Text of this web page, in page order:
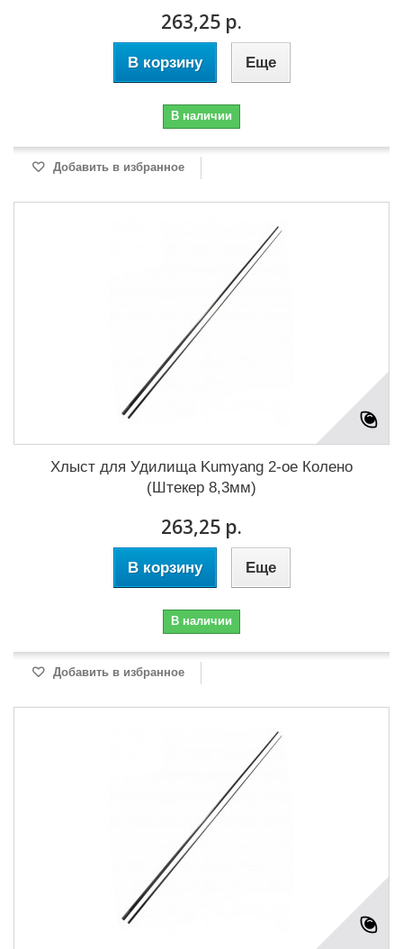
263,25 р.
В корзину Еще
В наличии
Добавить в избранное
Хлыст для Удилища Kumyang 2-ое Колено
(Штекер 8,3мм)
263,25 р.
В корзину Еще
В наличии
Добавить в избранное